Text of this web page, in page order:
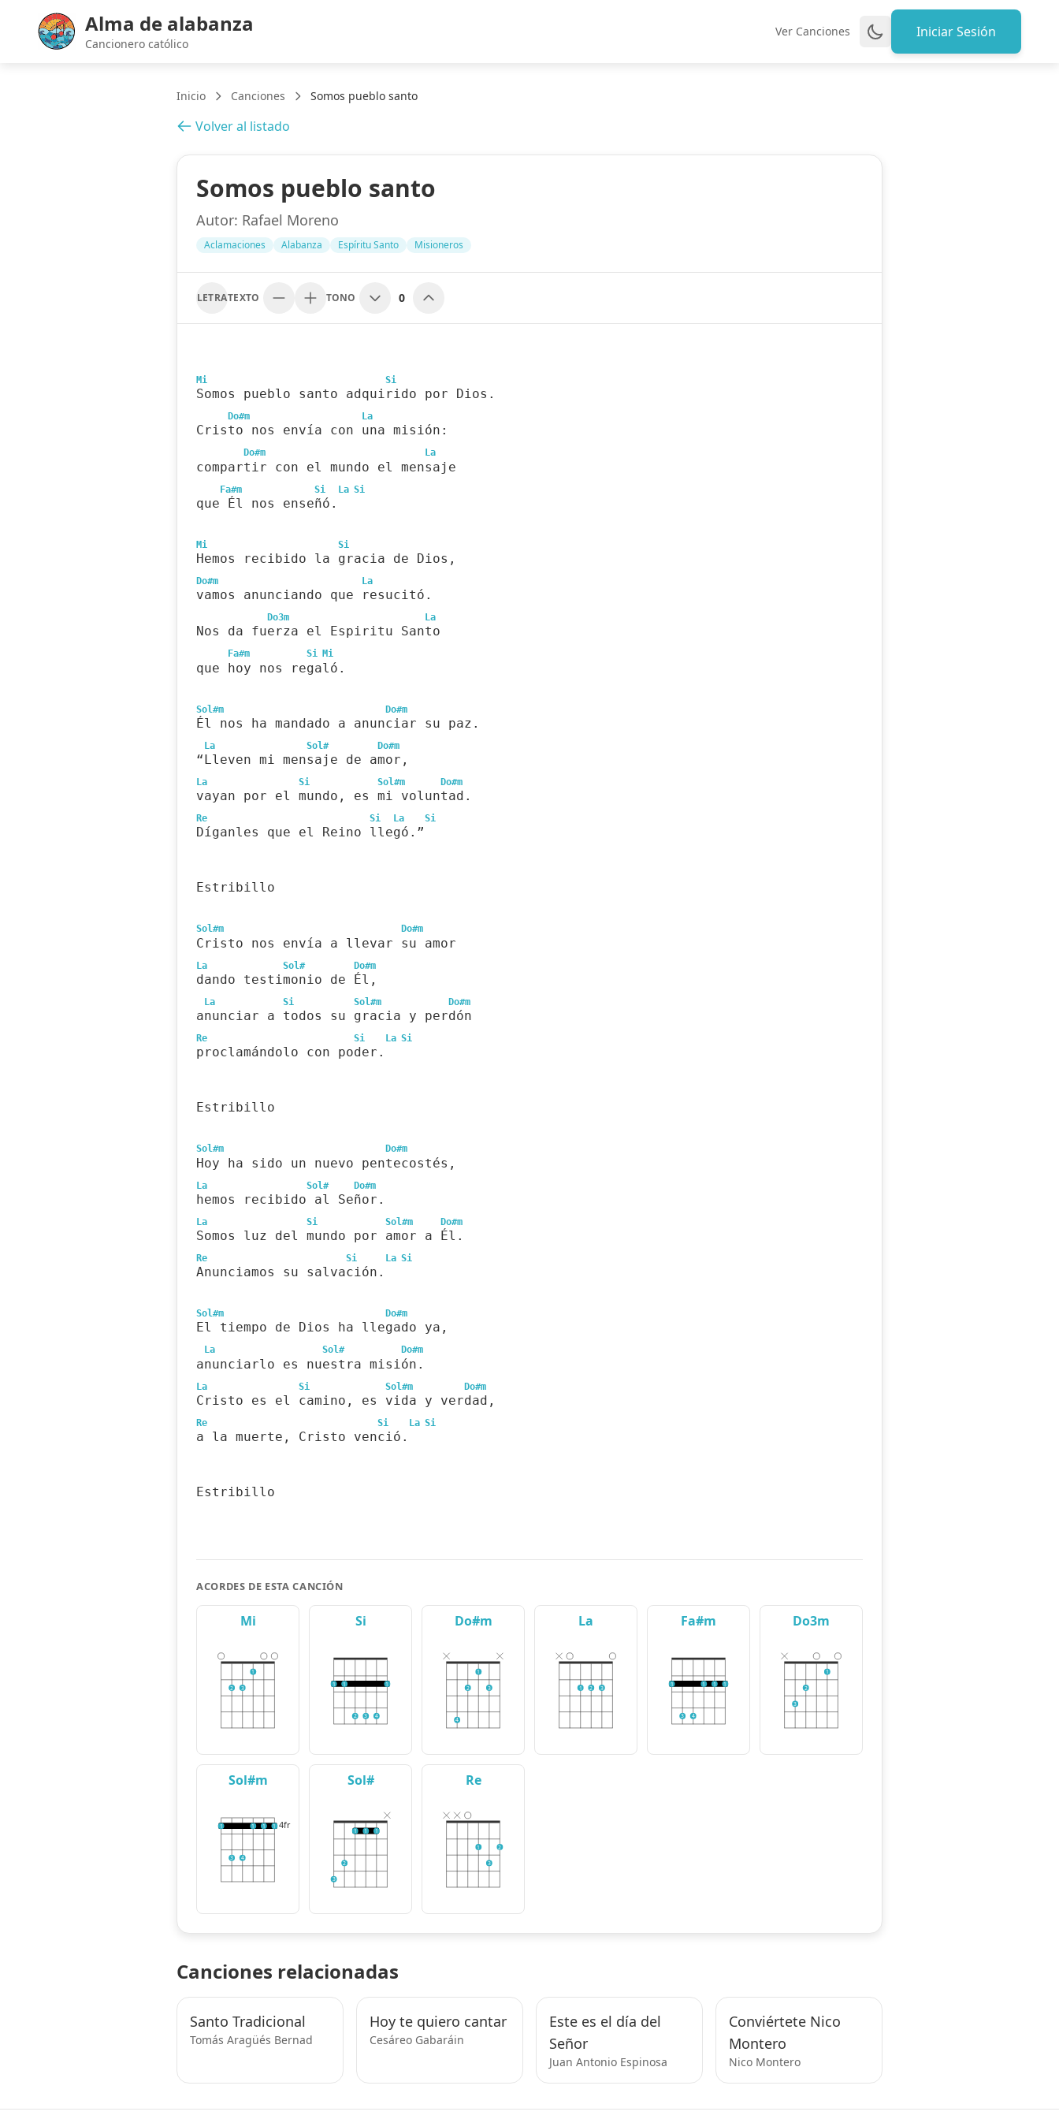
Alma de alabanza
Cancionero católico
Ver Canciones Iniciar Sesión
Inicio Canciones Somos pueblo santo
Volver al listado
Somos pueblo santo
Autor: Rafael Moreno
Aclamaciones Alabanza Espíritu Santo Misioneros
LETRATEXTO TONO 0
Mi Si
Somos pueblo santo adquirido por Dios.
Do#m La
Cristo nos envía con una misión:
Do#m La
compartir con el mundo el mensaje
Fa#m Si La Si
que Él nos enseñó.
Mi Si
Hemos recibido la gracia de Dios,
Do#m La
vamos anunciando que resucitó.
Do3m La
Nos da fuerza el Espiritu Santo
Fa#m Si Mi
que hoy nos regaló.
Sol#m Do#m
Él nos ha mandado a anunciar su paz.
La Sol# Do#m
“Lleven mi mensaje de amor,
La Si Sol#m Do#m
vayan por el mundo, es mi voluntad.
Re Si La Si
Díganles que el Reino llegó.”
Estribillo
Sol#m Do#m
Cristo nos envía a llevar su amor
La Sol# Do#m
dando testimonio de Él,
La Si Sol#m Do#m
anunciar a todos su gracia y perdón
Re Si La Si
proclamándolo con poder.
Estribillo
Sol#m Do#m
Hoy ha sido un nuevo pentecostés,
La Sol# Do#m
hemos recibido al Señor.
La Si Sol#m Do#m
Somos luz del mundo por amor a Él.
Re Si La Si
Anunciamos su salvación.
Sol#m Do#m
El tiempo de Dios ha llegado ya,
La Sol# Do#m
anunciarlo es nuestra misión.
La Si Sol#m Do#m
Cristo es el camino, es vida y verdad,
Re Si La Si
a la muerte, Cristo venció.
Estribillo
ACORDES DE ESTA CANCIÓN
Mi
2 3
1
Si
1 1
2 3 4
1
Do#m
4
2
1
3
La
1 2 3
Fa#m
1
3 4
1 1 1
Do3m
3
2
1
Sol#m
4fr
1
3 4
1 1 1
Sol#
3
2
1 1 1
Re
1
3
2
Canciones relacionadas
Santo Tradicional
Tomás Aragüés Bernad
Hoy te quiero cantar
Cesáreo Gabaráin
Este es el día del
Señor
Juan Antonio Espinosa
Conviértete Nico
Montero
Nico Montero